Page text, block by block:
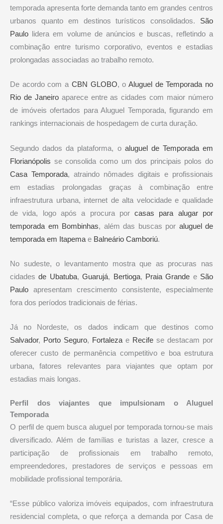
temporada apresenta forte demanda tanto em grandes centros
urbanos quanto em destinos turísticos consolidados. São
Paulo lidera em volume de anúncios e buscas, refletindo a
combinação entre turismo corporativo, eventos e estadias
prolongadas associadas ao trabalho remoto.
De acordo com a CBN GLOBO, o Aluguel de Temporada no
Rio de Janeiroaparece entre as cidades com maior número
de imóveis ofertados para Aluguel Temporada, figurando em
rankings internacionais de hospedagem de curta duração.
Segundo dados da plataforma, o aluguel de Temporada em
Florianópolis se consolida como um dos principais polos do
Casa Temporada, atraindo nômades digitais e profissionais
em estadias prolongadas graças à combinação entre
infraestrutura urbana, internet de alta velocidade e qualidade
de vida, logo após a procura porcasas para alugar por
temporada em Bombinhas, além das buscas por aluguel de
temporada em Itapema e Balneário Camboriú.
No sudeste, o levantamento mostra que as procuras nas
cidadesde Ubatuba,Guarujá, Bertioga, Praia Grande e São
Paulo apresentam crescimento consistente, especialmente
fora dos períodos tradicionais de férias.
Já no Nordeste, os dados indicam que destinos como
Salvador, Porto Seguro, Fortalezae Recife se destacam por
oferecer custo de permanência competitivo e boa estrutura
urbana, fatores relevantes para viajantes que optam por
estadias mais longas.
Perfil dos viajantes que impulsionam o Aluguel
Temporada
O perfil de quem busca aluguel por temporada tornou-se mais
diversificado. Além de famílias e turistas a lazer, cresce a
participação de profissionais em trabalho remoto,
empreendedores, prestadores de serviços e pessoas em
mobilidade profissional temporária.
“Esse público valoriza imóveis equipados, com infraestrutura
residencial completa, o que reforça a demanda por Casa de